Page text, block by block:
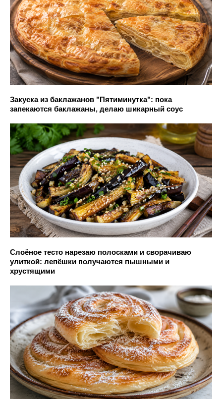
Закуска из баклажанов "Пятиминутка": пока
запекаются баклажаны, делаю шикарный соус
Слоёное тесто нарезаю полосками и сворачиваю
улиткой: лепёшки получаются пышными и
хрустящими